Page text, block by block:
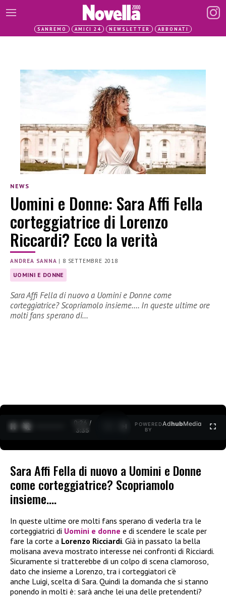
SANREMO AMICI 24 NEWSLETTER ABBONATI
NEWS
Uomini e Donne: Sara Affi Fella
corteggiatrice di Lorenzo
Riccardi? Ecco la verità
ANDREA SANNA | 8 SETTEMBRE 2018
UOMINI E DONNE
Sara Affi Fella di nuovo a Uomini e Donne come
corteggiatrice? Scopriamolo insieme…. In queste ultime ore
molti fans sperano di…
0:26 /
3:35
POWERED
BY
AdhubMedia
Sara Affi Fella di nuovo a Uomini e Donne
come corteggiatrice? Scopriamolo
insieme….
In queste ultime ore molti fans sperano di vederla tra le
corteggiatrici di Uomini e donne e di scendere le scale per
fare la corte a Lorenzo Ricciardi. Già in passato la bella
molisana aveva mostrato interesse nei confronti di Ricciardi.
Sicuramente si tratterebbe di un colpo di scena clamoroso,
dato che insieme a Lorenzo, tra i corteggiatori c’è
anche Luigi, scelta di Sara. Quindi la domanda che si stanno
ponendo in molti è: sarà anche lei una delle pretendenti?